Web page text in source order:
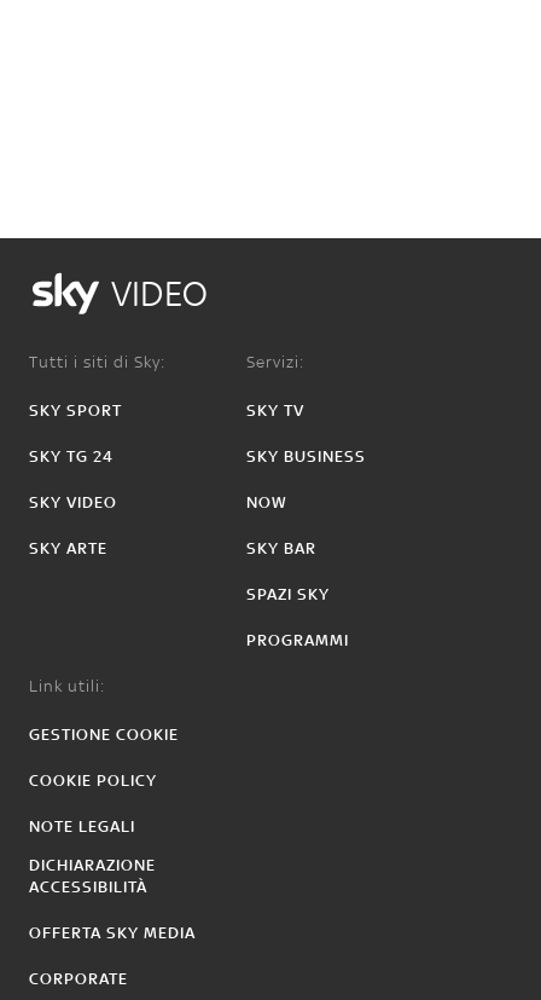
VIDEO
Tutti i siti di Sky:
SKY SPORT
SKY TG 24
SKY VIDEO
SKY ARTE
Servizi:
SKY TV
SKY BUSINESS
NOW
SKY BAR
SPAZI SKY
PROGRAMMI
Link utili:
GESTIONE COOKIE
COOKIE POLICY
NOTE LEGALI
DICHIARAZIONE
ACCESSIBILITÀ
OFFERTA SKY MEDIA
CORPORATE